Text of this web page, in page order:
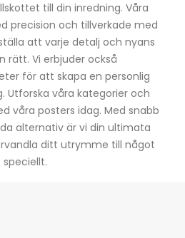
till din inredning. Våra
precision och tillverkade med
att varje detalj och nyans
rätt. Vi erbjuder också
för att skapa en personlig
Utforska våra kategorier och
våra posters idag. Med snabb
alternativ är vi din ultimata
ditt utrymme till något
speciellt.